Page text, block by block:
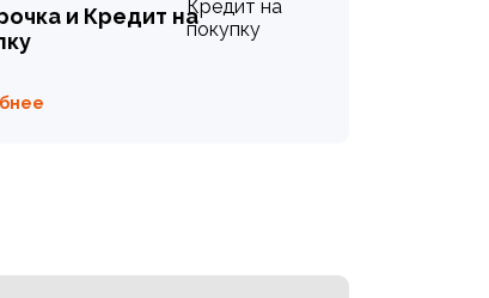
и Кредит на